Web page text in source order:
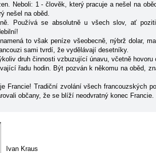
Neboli: 1 - člověk, který pracuje a nešel na
nešel na oběd.
Používá se absolutně u všech slov, ať
to však peníze všeobecně, nýbrž dolar,
sami tvrdí, že vydělávají desetníky.
druh činnosti vzbuzující únavu, včetně hovoru
řadu hodin. Být pozván k někomu na oběd,
Francie! Tradiční zvolání všech francouzských
občany, že se blíží neodvratný konec Francie.
Ivan Kraus